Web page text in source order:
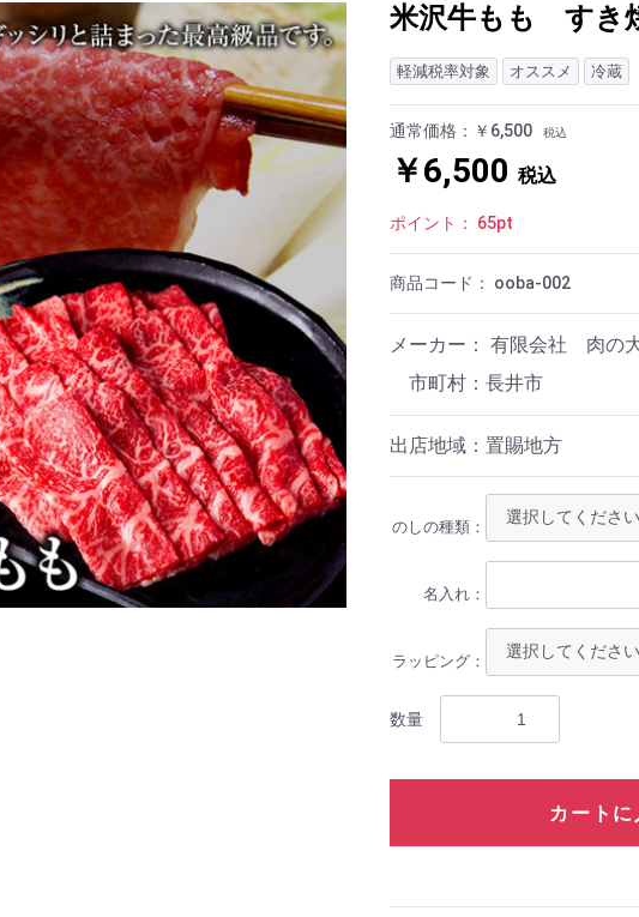
米沢牛もも すき
軽減税率対象 オススメ 冷蔵
通常価格：￥6,500 税込
￥6,500 税込
ポイント： 65pt
商品コード： ooba-002
メーカー： 有限会社 肉の
長井市
出店地域：置賜地方
のしの種類：
名入れ：
ラッピング：
数量
カート